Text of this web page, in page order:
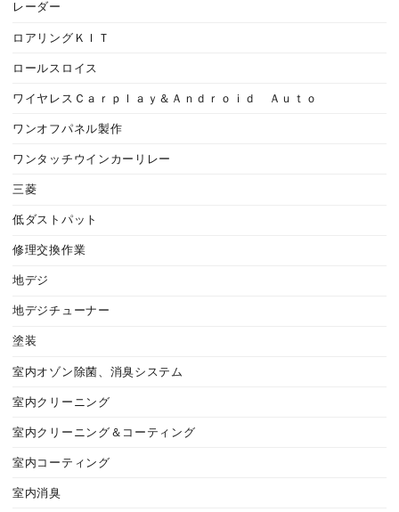
レーダー
ロアリングＫＩＴ
ロールスロイス
ワイヤレスＣａｒｐｌａｙ＆Ａｎｄｒｏｉｄ Ａｕｔｏ
ワンオフパネル製作
ワンタッチウインカーリレー
三菱
低ダストパット
修理交換作業
地デジ
地デジチューナー
塗装
室内オゾン除菌、消臭システム
室内クリーニング
室内クリーニング＆コーティング
室内コーティング
室内消臭